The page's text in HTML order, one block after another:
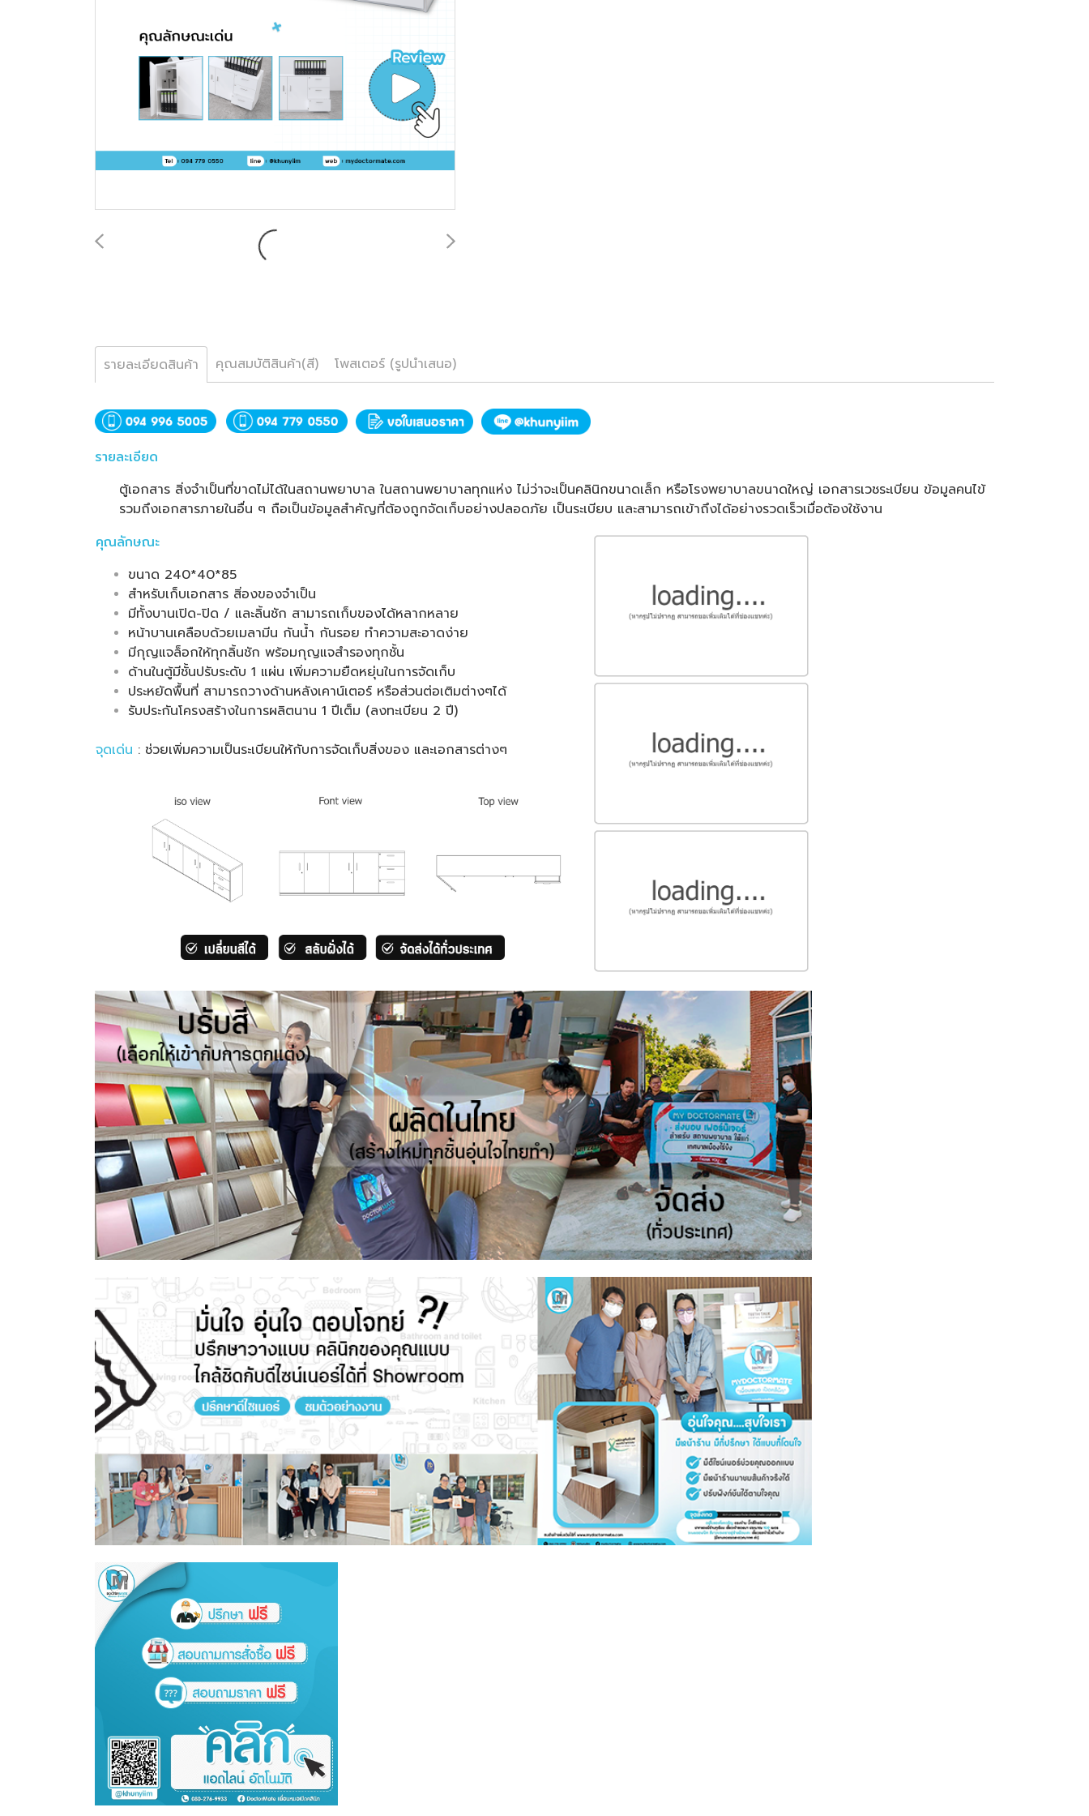
รายละเอียดสินค้า คุณสมบัติสินค้า(สี) โพสเตอร์ (รูปนำเสนอ)
รายละเอียด
ตู้เอกสาร สิ่งจำเป็นที่ขาดไม่ได้ในสถานพยาบาล ในสถานพยาบาลทุกแห่ง ไม่ว่าจะเป็นคลินิกขนาดเล็ก หรือโรงพยาบาลขนาดใหญ่ เอกสารเวชระเบียน ข้อมูลคนไข้
รวมถึงเอกสารภายในอื่น ๆ ถือเป็นข้อมูลสำคัญที่ต้องถูกจัดเก็บอย่างปลอดภัย เป็นระเบียบ และสามารถเข้าถึงได้อย่างรวดเร็วเมื่อต้องใช้งาน
คุณลักษณะ
ขนาด 240*40*85
สำหรับเก็บเอกสาร สิ่องของจำเป็น
มีทั้งบานเปิด-ปิด / และลิ้นชัก สามารถเก็บของได้หลากหลาย
หน้าบานเคลือบด้วยเมลามีน กันน้ำ กันรอย ทำความสะอาดง่าย
มีกุญแจล็อกให้ทุกลิ้นชัก พร้อมกุญแจสำรองทุกชั้น
ด้านในตู้มีชั้นปรับระดับ 1 แผ่น เพิ่มความยืดหยุ่นในการจัดเก็บ
ประหยัดพื้นที่ สามารถวางด้านหลังเคาน์เตอร์ หรือส่วนต่อเติมต่างๆได้
รับประกันโครงสร้างในการผลิตนาน 1 ปีเต็ม (ลงทะเบียน 2 ปี)
จุดเด่น : ช่วยเพิ่มความเป็นระเบียนให้กับการจัดเก็บสิ่งของ และเอกสารต่างๆ